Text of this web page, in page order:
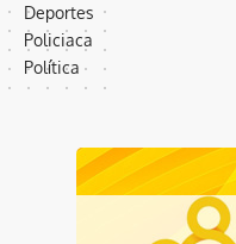
Deportes
Policiaca
Política